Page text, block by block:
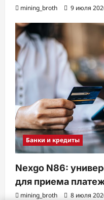
mining_broth 9 июля
Банки и кредиты
Nexgo N86:
для приема
mining_broth 8 июля